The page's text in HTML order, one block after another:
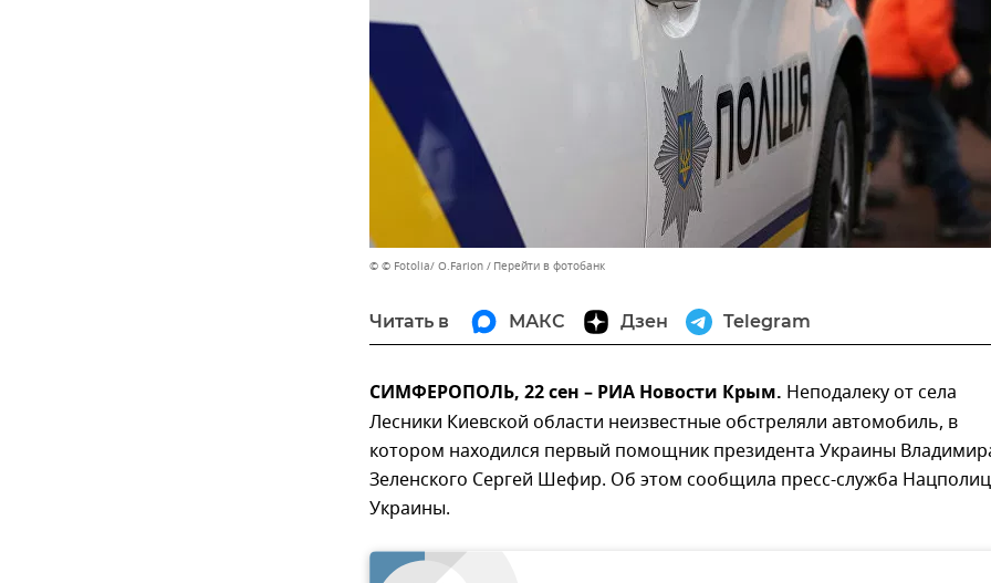
© © Fotolia/ O.Farion Перейти в фотобанк
Читать в МАКС Дзен Telegram
СИМФЕРОПОЛЬ, 22 сен – РИА Новости Крым. Неподалеку от села
Лесники Киевской области неизвестные обстреляли автомобиль, в
котором находился первый помощник президента Украины
Зеленского Сергей Шефир. Об этом сообщила пресс-служба
Украины.